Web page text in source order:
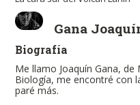
Gana
Biografía
Me llamo Joaquín Gana, de
Biología, me encontré con
paré más.